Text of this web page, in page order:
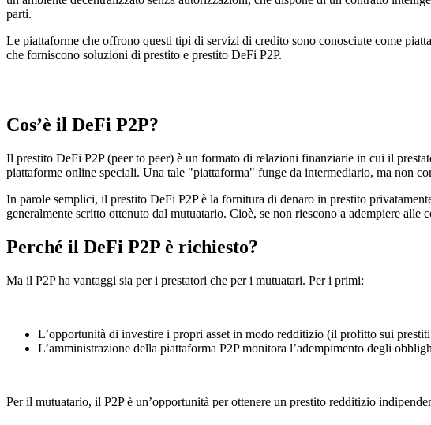
parti.
Le piattaforme che offrono questi tipi di servizi di credito sono conosciute come
che forniscono soluzioni di prestito e prestito DeFi P2P.
Cos’è il DeFi P2P?
Il prestito DeFi P2P (peer to peer) è un formato di relazioni finanziarie in cui il
piattaforme online speciali. Una tale "piattaforma" funge da intermediario, ma non
In parole semplici, il prestito DeFi P2P è la fornitura di denaro in prestito
generalmente scritto ottenuto dal mutuatario. Cioè, se non riescono a adempiere
Perché il DeFi P2P è richiesto?
Ma il P2P ha vantaggi sia per i prestatori che per i mutuatari. Per i primi:
L’opportunità di investire i propri asset in modo redditizio (il profitto sui
L’amministrazione della piattaforma P2P monitora l’adempimento degli
Per il mutuatario, il P2P è un’opportunità per ottenere un prestito redditizio